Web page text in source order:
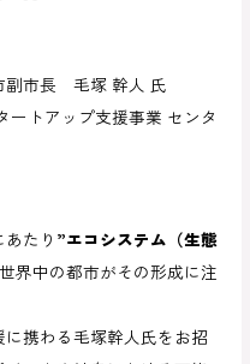
副市長 毛塚 幹人 氏
ートアップ支援事業 センタ
たり ”エコシステム（生態
界中の都市がその形成に注
携わる毛塚幹人氏をお招